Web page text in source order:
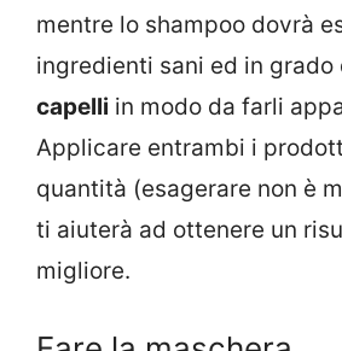
mentre lo shampoo dovrà
ingredienti sani ed in grado
capelli in modo da farli
Applicare entrambi i
quantità (esagerare non è
ti aiuterà ad ottenere un
migliore.